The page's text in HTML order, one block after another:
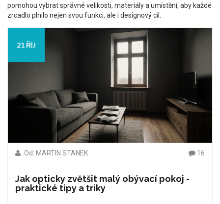
pomohou vybrat správné velikosti, materiály a umístění, aby každé
zrcadlo plnilo nejen svou funkci, ale i designový cíl.
21 ŘÍJ
Od: MARTIN STANEK 16
Jak opticky zvětšit malý obývací pokoj -
praktické tipy a triky